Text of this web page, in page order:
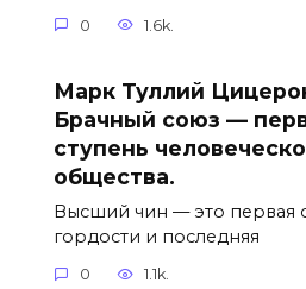
0 1.6k.
Марк Туллий
Брачный союз —
ступень
общества.
Высший чин — это первая
гордости и последняя
0 1.1k.